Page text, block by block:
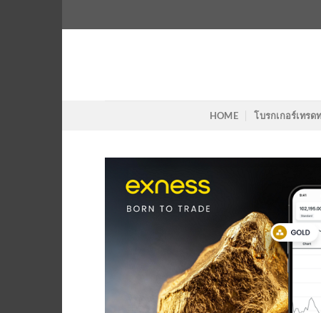
to
HOME โบรกเกอร์เทรด